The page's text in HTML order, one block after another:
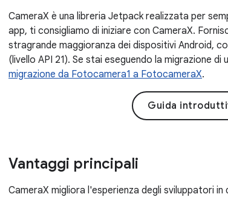
CameraX è una libreria Jetpack realizzata per
app, ti consigliamo di iniziare con CameraX.
stragrande maggioranza dei dispositivi Android,
(livello API 21). Se stai eseguendo la migrazione
migrazione da Fotocamera1 a FotocameraX.
Guida
Vantaggi principali
CameraX migliora l'esperienza degli sviluppatori in